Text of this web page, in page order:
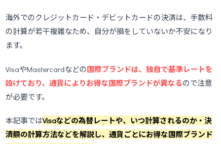
海外でのクレジットカード・デビットカードの決済は、手数料
の計算が若干複雑なため、自分が損をしていないか不安になり
ます。
VisaやMastercardなどの国際ブランドは、独自で基準レートを
設けており、通貨によりお得な国際ブランドが異なるので注意
が必要です。
本記事ではVisaなどの為替レートや、いつ計算されるのか・決
済額の計算方法などを解説し、通貨ごとにお得な国際ブランド